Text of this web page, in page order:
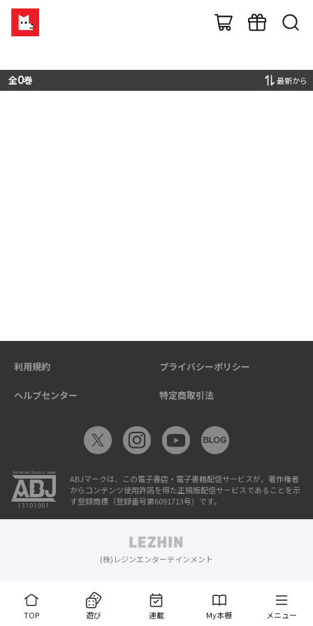
全0巻 最新から
TOP 遊び 連載 My本棚 メニュー
利用規約 プライバシーポリシー
ヘルプセンター 特定商取引法
ABJマークは、この電子書店・電子書籍配信サービスが、著作権者
からコンテンツ使用許諾を得た正規版配信サービスであることを示
す登録商標（登録番号第6091713号）です。
(株)レジンエンターテインメント